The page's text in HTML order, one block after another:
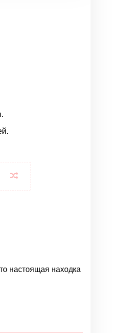
настоящая находка